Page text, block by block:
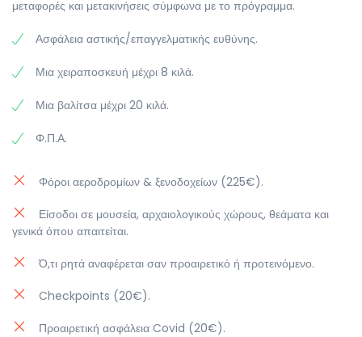
Μαρία della Scala. Χρόνος ελεύθερος μέχρι την ώρα
την πτήση της επιστροφής μας στην Αθήνα.
μεταφορές και μετακινήσεις σύμφωνα με το πρόγραμμα.
Ασφάλεια αστικής/επαγγελματικής ευθύνης.
Μια χειραποσκευή μέχρι 8 κιλά.
Μια βαλίτσα μέχρι 20 κιλά.
Φ.Π.Α.
Φόροι αεροδρομίων & ξενοδοχείων (225€).
Είσοδοι σε μουσεία, αρχαιολογικούς χώρους, θεάματα και
γενικά όπου απαιτείται.
Ό,τι ρητά αναφέρεται σαν προαιρετικό ή προτεινόμενο.
Checkpoints (20€).
Προαιρετική ασφάλεια Covid (20€).